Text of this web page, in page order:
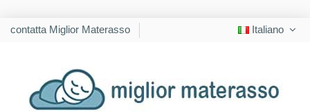
contatta Miglior Materasso Italiano